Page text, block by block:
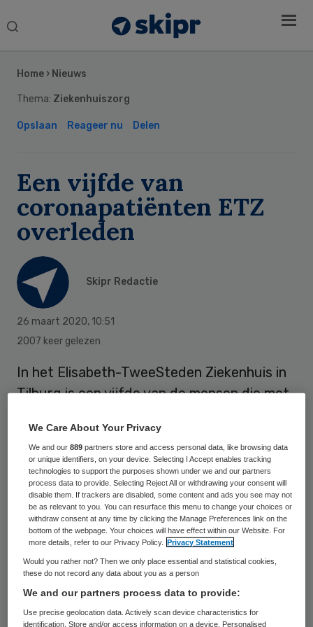
Search
Home › Nieuws
Thema: Ziekenhuiszorg
Opslaan Reageer nu Delen
Een vijfde van
coronapatiënten ETZ
overleden
Skipr Redactie
26 maart 2020, 10:51
2007 keer gelezen
In het Elisabeth-TweeSteden Ziekenhuis in
Tilburg is een vijfde van de mensen die met
gevolgen ervan overleden. Dat maakte
arts-microbioloog en viroloog Jean-Luc
Murk in het tv-programma Jinek bekend.
Murk, die werkzaam is in het ziekenhuis, gaf
bij Jinek een beeld van de eerste honderd
coronapatiënten die er zijn opgenomen. Van
hen zijn er twintig overleden. De
gemiddelde leeftijd van de opgenomen
Sidebar
We Care About Your Privacy
We and our889 partners store and access personal data, like browsing data
or unique identifiers, on your device. Selecting I Accept enables tracking
technologies to support the purposes shown under we and our partners
process data to provide. Selecting Reject All or withdrawing your consent will
disable them. If trackers are disabled, some content and ads you see may not
be as relevant to you. You can resurface this menu to change your choices or
withdraw consent at any time by clicking the Manage Preferences link on the
bottom of the webpage. Your choices will have effect within our Website. For
more details, refer to our Privacy Policy.
Privacy Statement
Would you rather not? Then we only place essential and statistical cookies,
these do not record any data about you as a person
We and our partners process data to provide:
Use precise geolocation data. Actively scan device characteristics for
identification. Store and/or access information on a device. Personalised